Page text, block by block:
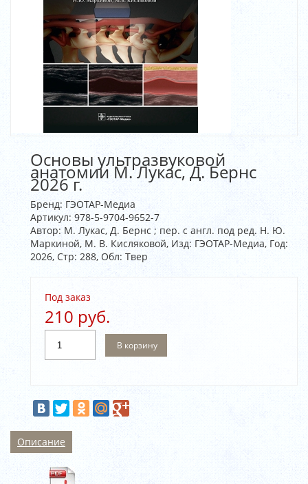
Основы ультразвуковой
анатомии М. Лукас, Д. Бернс
2026 г.
Бренд: ГЭОТАР-Медиа
Артикул: 978-5-9704-9652-7
Автор: М. Лукас, Д. Бернс ; пер. с англ. под ред. Н. Ю.
Маркиной, М. В. Кисляковой, Изд: ГЭОТАР-Медиа, Год:
2026, Стр: 288, Обл: Твер
Под заказ
210 руб.
В корзину
Описание